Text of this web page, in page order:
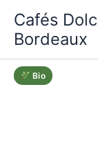
contenu
Cafés
Bordeaux
Bio